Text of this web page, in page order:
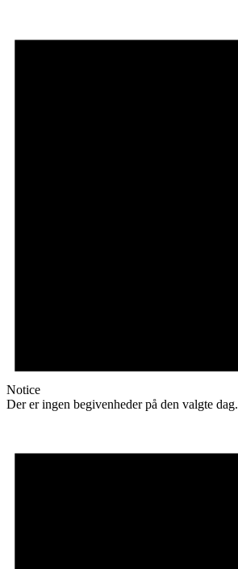
Notice
Der er ingen begivenheder på den valgte dag.